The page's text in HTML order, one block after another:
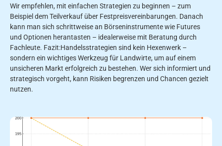
Wir empfehlen, mit einfachen Strategien zu beginnen – zum
Beispiel dem Teilverkauf über Festpreisvereinbarungen. Danach
kann man sich schrittweise an Börseninstrumente wie Futures
und Optionen herantasten – idealerweise mit Beratung durch
Fachleute. Fazit:Handelsstrategien sind kein Hexenwerk –
sondern ein wichtiges Werkzeug für Landwirte, um auf einem
unsicheren Markt erfolgreich zu bestehen. Wer sich informiert und
strategisch vorgeht, kann Risiken begrenzen und Chancen gezielt
nutzen.